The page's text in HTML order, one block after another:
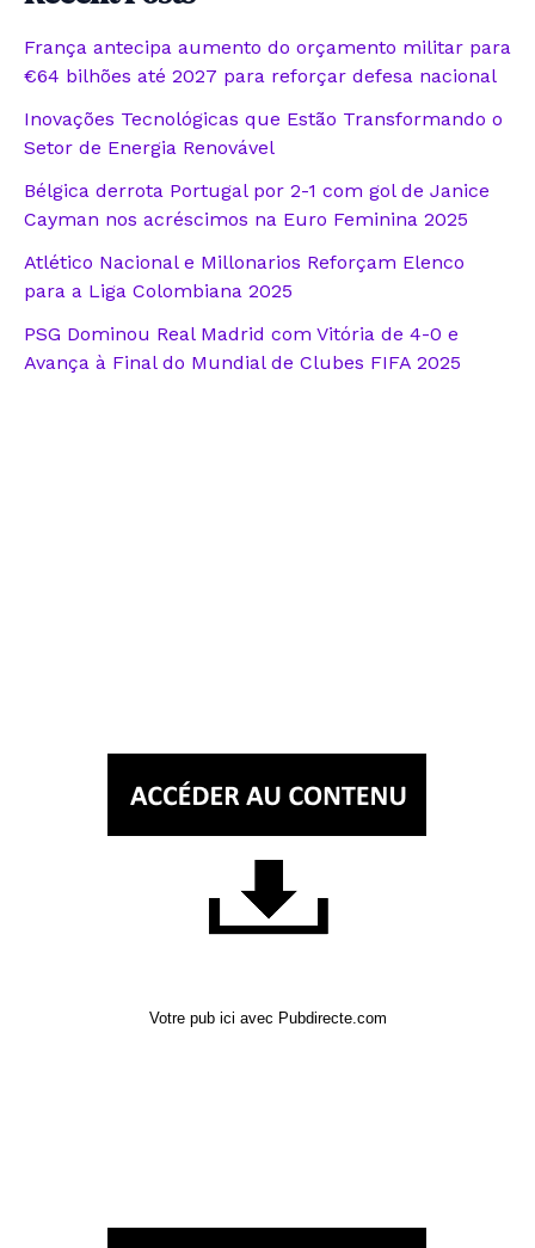
França antecipa aumento do orçamento militar para
€64 bilhões até 2027 para reforçar defesa nacional
Inovações Tecnológicas que Estão Transformando o
Setor de Energia Renovável
Bélgica derrota Portugal por 2-1 com gol de Janice
Cayman nos acréscimos na Euro Feminina 2025
Atlético Nacional e Millonarios Reforçam Elenco
para a Liga Colombiana 2025
PSG Dominou Real Madrid com Vitória de 4-0 e
Avança à Final do Mundial de Clubes FIFA 2025
Votre pub ici avec Pubdirecte.com